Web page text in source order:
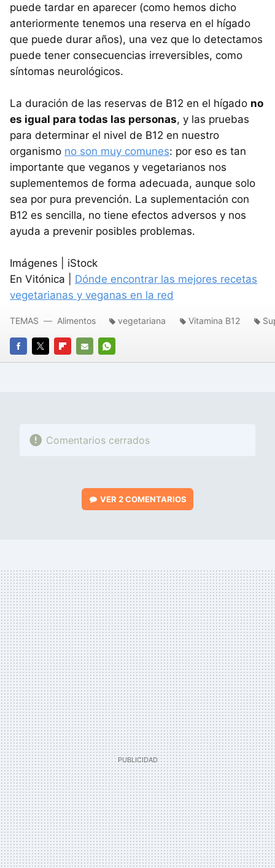
puede tardar en aparecer (como hemos dicho
anteriormente tenemos una reserva en el hígado
que puede durar años), una vez que lo detectamos
puede tener consecuencias irreversibles, como
síntomas neurológicos.
La duración de las reservas de B12 en el hígado no
es igual para todas las personas, y las pruebas
para determinar el nivel de B12 en nuestro
organismo no son muy comunes: por eso es tan
importante que veganos y vegetarianos nos
suplementemos de forma adecuada, aunque solo
sea por pura prevención. La suplementación con
B12 es sencilla, no tiene efectos adversos y nos
ayuda a prevenir posibles problemas.
Imágenes | iStock
En Vitónica | Dónde encontrar las mejores recetas
vegetarianas y veganas en la red
FACEBOOK
TWITTERFLIPBOARD
E-
WHATSAPP
TEMAS Alimentos vegetariana Vitamina B12
Comentarios cerrados
VER2 COMENTARIOS